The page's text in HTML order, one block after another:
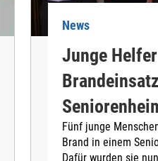
News
Junge
Fünf junge
Brand in einem
Dafür wurden sie